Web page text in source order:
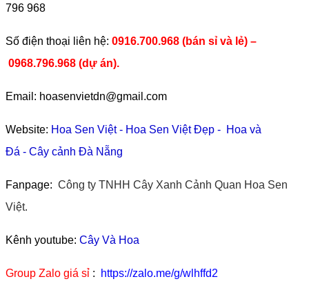
796 968
​Số điện thoại liên hệ: 0916.700.968 (bán sỉ và lẻ) –
0968.796.968 (dự án).
Email: hoasenvietdn@gmail.com
Website: Hoa Sen Việt- Hoa Sen Việt Đẹp - Hoa và
Đá - Cây cảnh Đà Nẵng
Fanpage: Công ty TNHH Cây Xanh Cảnh Quan Hoa Sen
Việt.
Kênh youtube: Cây Và Hoa
Group Zalo giá sỉ : https://zalo.me/g/wlhffd2